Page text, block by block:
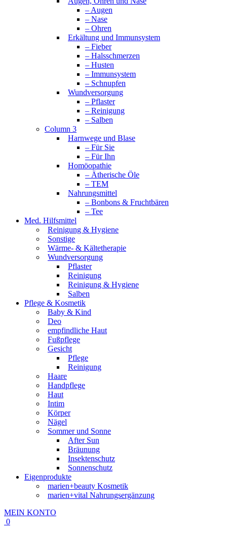
– Augen
– Nase
– Ohren
Erkältung und Immunsystem
– Fieber
– Halsschmerzen
– Husten
– Immunsystem
– Schnupfen
Wundversorgung
– Pflaster
– Reinigung
– Salben
Column 3
Harnwege und Blase
– Für Sie
– Für Ihn
Homöopathie
– Ätherische Öle
– TEM
Nahrungsmittel
– Bonbons & Fruchtbären
– Tee
Med. Hilfsmittel
Reinigung & Hygiene
Sonstige
Wärme- & Kältetherapie
Wundversorgung
Pflaster
Reinigung
Reinigung & Hygiene
Salben
Pflege & Kosmetik
Baby & Kind
Deo
empfindliche Haut
Fußpflege
Gesicht
Pflege
Reinigung
Haare
Handpflege
Haut
Intim
Körper
Nägel
Sommer und Sonne
After Sun
Bräunung
Insektenschutz
Sonnenschutz
Eigenprodukte
marien+beauty Kosmetik
marien+vital Nahrungsergänzung
MEIN KONTO
0